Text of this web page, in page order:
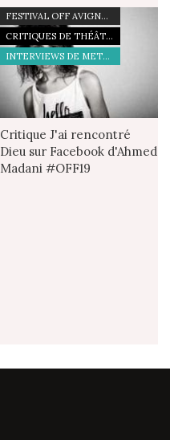
FESTIVAL OFF AVIGNON 19
CRITIQUES DE THÉÂTRE
INTERVIEWS DE METTEURS EN SCÈNE
Critique J'ai rencontré
Dieu sur Facebook d'Ahmed
Madani #OFF19